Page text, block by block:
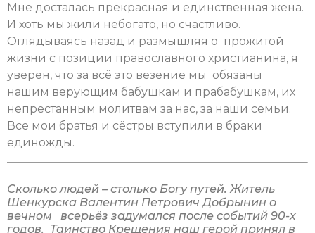
Мне досталась прекрасная и единственная жена.
И хоть мы жили небогато, но счастливо.
Оглядываясь назад и размышляя о прожитой
жизни с позиции православного христианина, я
уверен, что за всё это везение мы обязаны
нашим верующим бабушкам и прабабушкам, их
непрестанным молитвам за нас, за наши семьи.
Все мои братья и сёстры вступили в браки
единожды.
Сколько людей – столько Богу путей. Житель
Шенкурска Валентин Петрович Добрынин о
вечном всерьёз задумался после событий 90-х
годов. Таинство Крещения наш герой принял в